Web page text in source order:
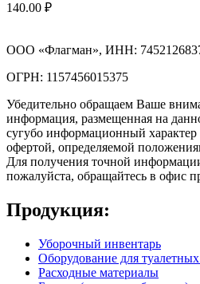
140.00 ₽
ООО «Флагман», ИНН:
ОГРН: 1157456015375
Убедительно обращаем Ваше
информация, размещенная на
сугубо информационный характер
офертой, определяемой
Для получения точной
пожалуйста, обращайтесь в офис
Продукция:
Уборочный инвентарь
Оборудование для
Расходные материалы